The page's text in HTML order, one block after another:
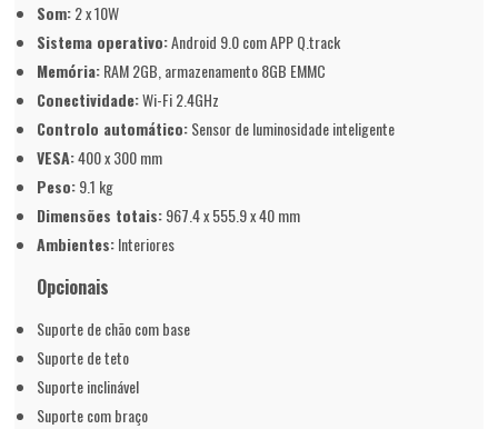
Som:2 x 10W
Sistema operativo:Android 9.0 com APP Q.track
Memória:RAM 2GB, armazenamento 8GB EMMC
Conectividade:Wi-Fi 2.4GHz
Controlo automático:Sensor de luminosidade inteligente
VESA:400 x 300 mm
Peso:9.1 kg
Dimensões totais:967.4 x 555.9 x 40 mm
Ambientes:Interiores
Opcionais
Suporte de chão com base
Suporte de teto
Suporte inclinável
Suporte com braço